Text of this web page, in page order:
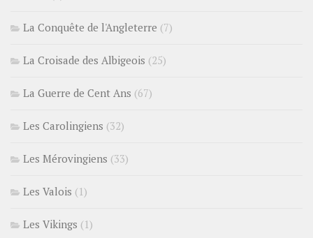
La Conquête de l'Angleterre (7)
La Croisade des Albigeois (25)
La Guerre de Cent Ans (67)
Les Carolingiens (32)
Les Mérovingiens (33)
Les Valois (1)
Les Vikings (1)